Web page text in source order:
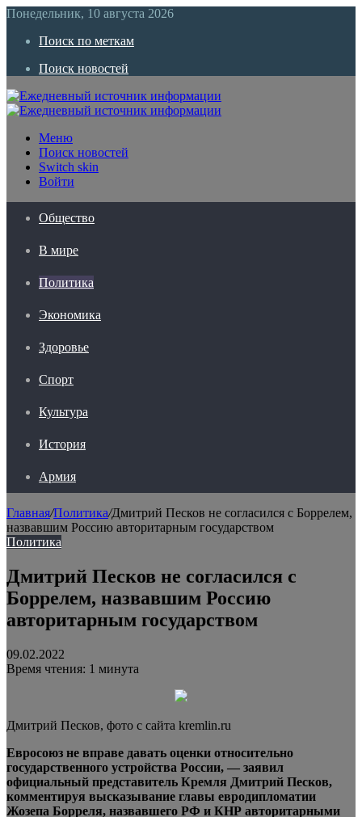
Понедельник, 10 августа 2026
Поиск по меткам
Поиск новостей
Меню
Поиск новостей
Switch skin
Войти
Общество
В мире
Политика
Экономика
Здоровье
Спорт
Культура
История
Армия
Главная/Политика/Дмитрий Песков не согласился с Боррелем,
назвавшим Россию авторитарным государством
Политика
Дмитрий Песков не согласился с
Боррелем, назвавшим Россию
авторитарным государством
09.02.2022
Время чтения: 1 минута
Дмитрий Песков, фото с сайта kremlin.ru
Евросоюз не вправе давать оценки относительно
государственного устройства России, — заявил
официальный представитель Кремля Дмитрий Песков,
комментируя высказывание главы евродипломатии
Жозепа Борреля, назвавшего РФ и КНР авторитарными